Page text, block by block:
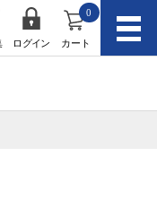
ログイン カート
0